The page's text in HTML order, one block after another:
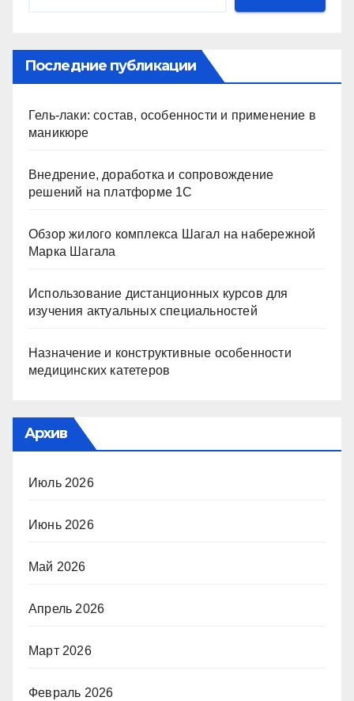
Последние публикации
Гель-лаки: состав, особенности и применение в
маникюре
Внедрение, доработка и сопровождение
решений на платформе 1С
Обзор жилого комплекса Шагал на набережной
Марка Шагала
Использование дистанционных курсов для
изучения актуальных специальностей
Назначение и конструктивные особенности
медицинских катетеров
Архив
Июль 2026
Июнь 2026
Май 2026
Апрель 2026
Март 2026
Февраль 2026